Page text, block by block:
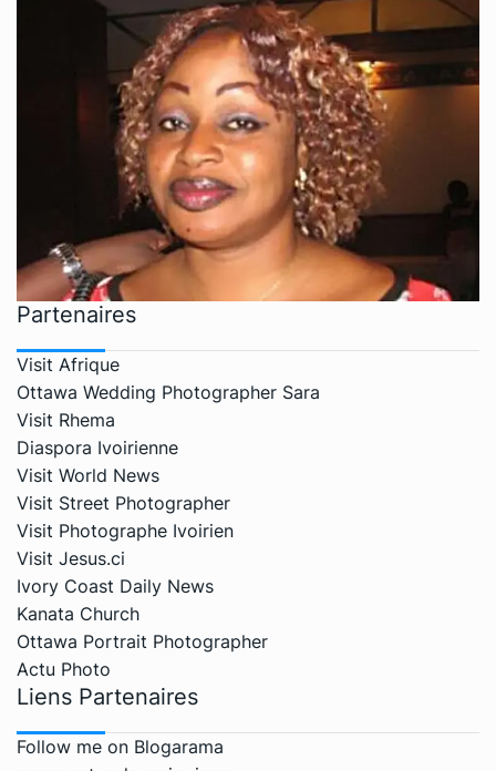
Partenaires
Visit Afrique
Ottawa Wedding Photographer Sara
Visit Rhema
Diaspora Ivoirienne
Visit World News
Visit Street Photographer
Visit Photographe Ivoirien
Visit Jesus.ci
Ivory Coast Daily News
Kanata Church
Ottawa Portrait Photographer
Actu Photo
Liens Partenaires
Follow me on Blogarama